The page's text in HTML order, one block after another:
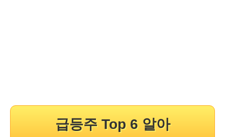
급등주 Top 6 알아